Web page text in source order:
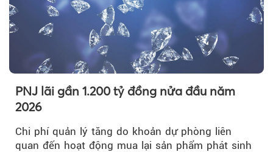
PNJ lãi gần 1.200 tỷ đồng nửa đầu năm
2026
Chi phí quản lý tăng do khoản dự phòng liên
quan đến hoạt động mua lại sản phẩm phát sinh